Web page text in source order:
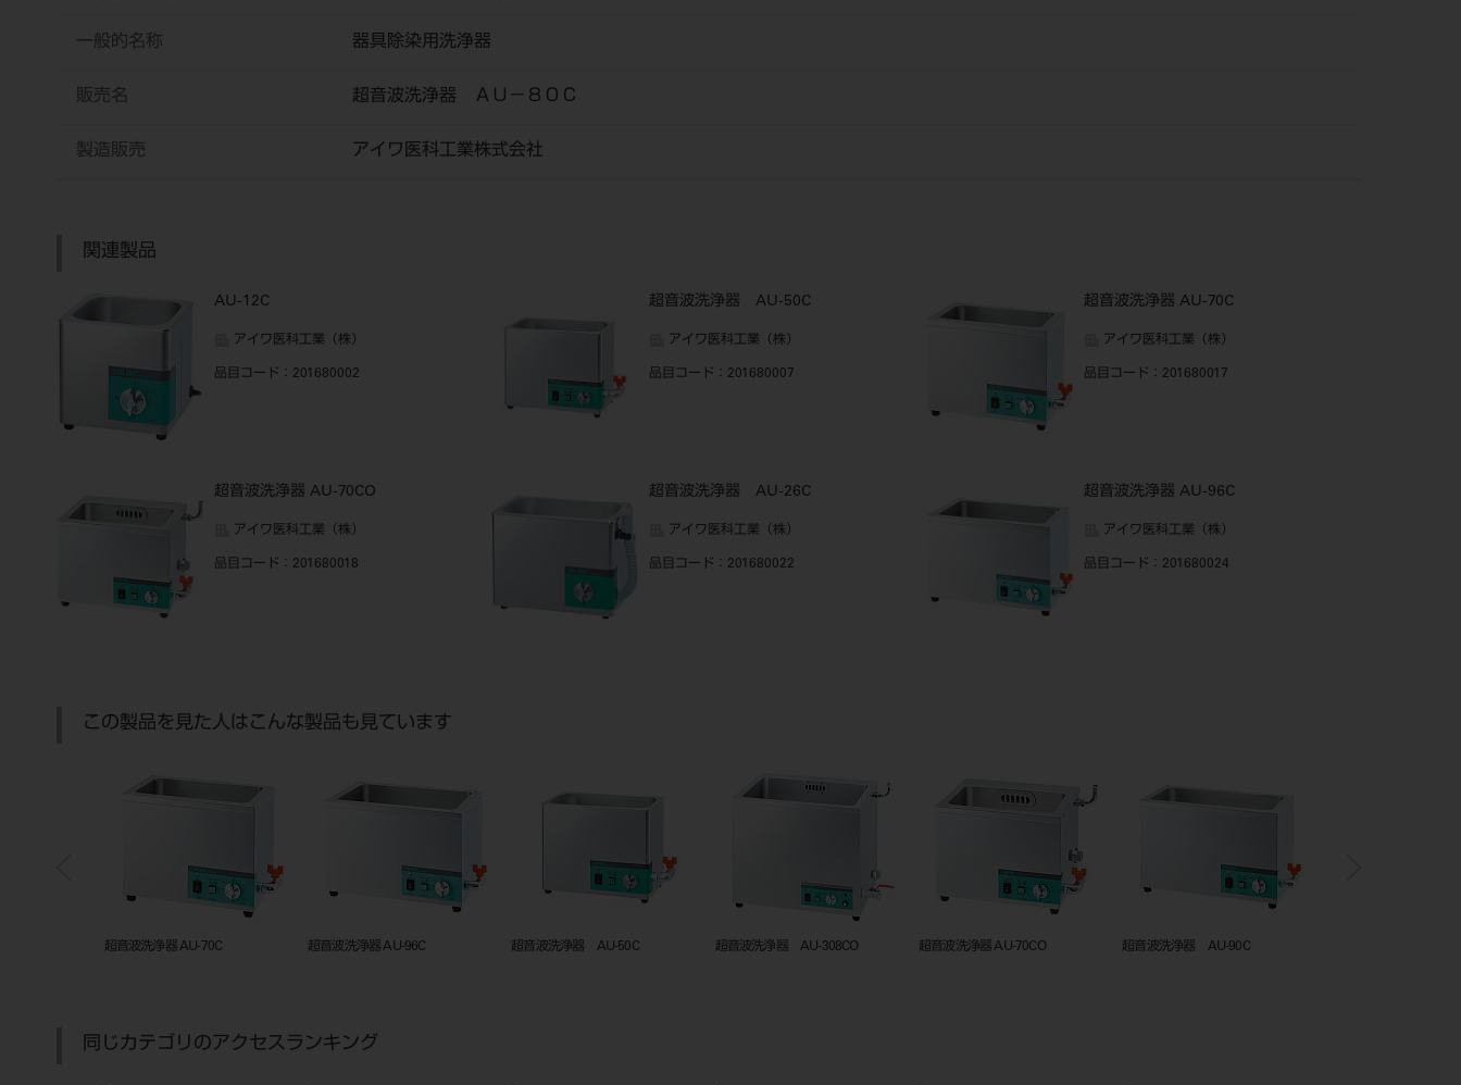
一般的名称 器具除染用洗浄器
販売名 超音波洗浄器 ＡＵ－８０Ｃ
製造販売 アイワ医科工業株式会社
関連製品
AU-12C
アイワ医科工業（株）
品目コード ：201680002
超音波洗浄器 AU-50C
アイワ医科工業（株）
品目コード ：201680007
超音波洗浄器 AU-70C
アイワ医科工業（株）
品目コード ：201680017
超音波洗浄器 AU-70CO
アイワ医科工業（株）
品目コード ：201680018
超音波洗浄器 AU-26C
アイワ医科工業（株）
品目コード ：201680022
超音波洗浄器 AU-96C
アイワ医科工業（株）
品目コード ：201680024
この製品を見た人はこんな製品も見ています
超音波洗浄器 AU-70C 超音波洗浄器 AU-96C 超音波洗浄器 AU-50C 超音波洗浄器 AU-308CO 超音波洗浄器 AU-70CO 超音波洗浄器 AU-90C
同じカテゴリのアクセスランキング